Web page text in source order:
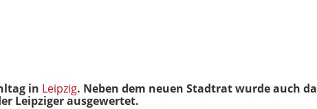
in Leipzig. Neben dem neuen Stadtrat wurde auch
Leipziger ausgewertet.